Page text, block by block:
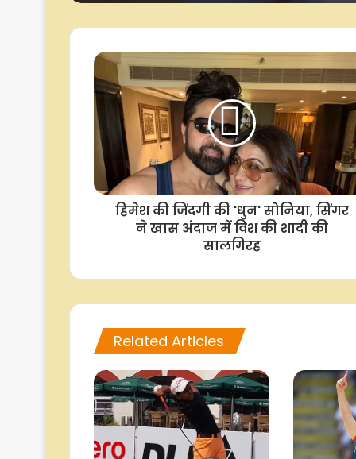
हिमेश की जिंदगी की 'धुन' सोनिया, सिंगर
ने खास अंदाज में विश की शादी की
सालगिरह
Related Articles